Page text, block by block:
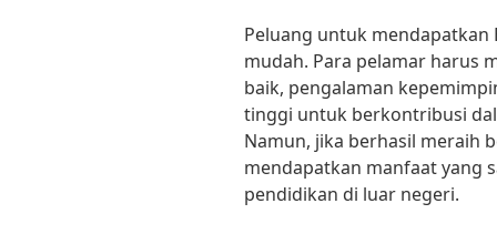
Peluang untuk mendapatkan
mudah. Para pelamar harus
baik, pengalaman
tinggi untuk berkontribusi
Namun, jika berhasil meraih
mendapatkan manfaat yang
pendidikan di luar negeri.